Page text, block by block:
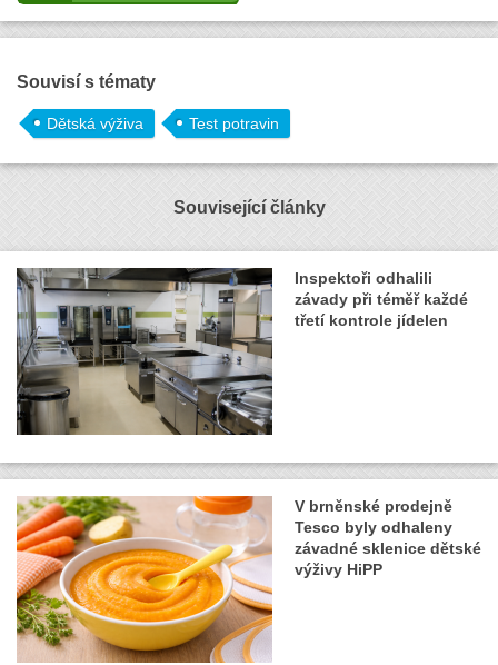
Souvisí s tématy
Dětská výživa Test potravin
Související články
Inspektoři odhalili
závady při téměř každé
třetí kontrole jídelen
V brněnské prodejně
Tesco byly odhaleny
závadné sklenice dětské
výživy HiPP